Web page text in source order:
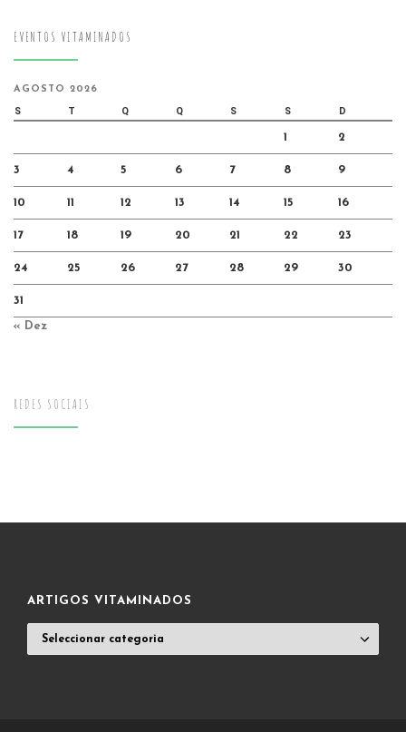
EVENTOS VITAMINADOS
AGOSTO 2026
S T Q Q S S D
1 2
3 4 5 6 7 8 9
10 11 12 13 14 15 16
17 18 19 20 21 22 23
24 25 26 27 28 29 30
31
« Dez
REDES SOCIAIS
ARTIGOS VITAMINADOS
VITAMINADOS